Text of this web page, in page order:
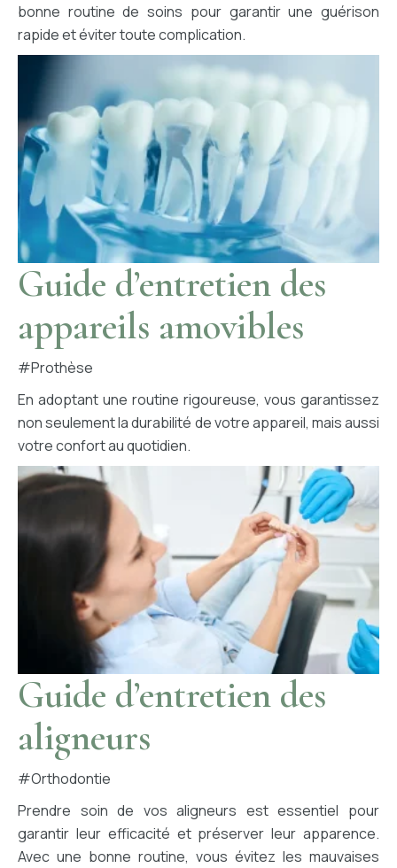
bonne routine de soins pour garantir une guérison
rapide et éviter toute complication.
Guide d’entretien des
appareils amovibles
#prothèse
En adoptant une routine rigoureuse, vous garantissez
non seulement la durabilité de votre appareil, mais aussi
votre confort au quotidien.
Guide d’entretien des
aligneurs
#orthodontie
Prendre soin de vos aligneurs est essentiel pour
garantir leur efficacité et préserver leur apparence.
Avec une bonne routine, vous évitez les mauvaises